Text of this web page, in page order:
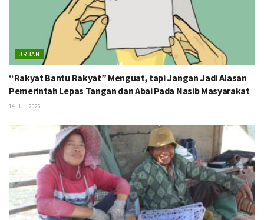
URBAN
“Rakyat Bantu Rakyat” Menguat, tapi Jangan Jadi Alasan
Pemerintah Lepas Tangan dan Abai Pada Nasib Masyarakat
14 JULI 2026